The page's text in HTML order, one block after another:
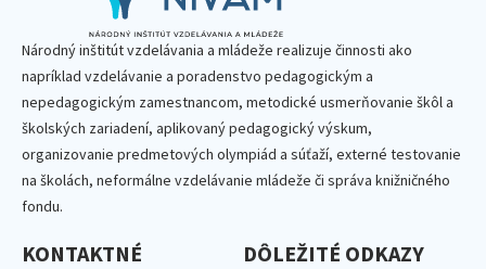
Národný inštitút vzdelávania a mládeže realizuje činnosti ako
napríklad vzdelávanie a poradenstvo pedagogickým a
nepedagogickým zamestnancom, metodické usmerňovanie škôl a
školských zariadení, aplikovaný pedagogický výskum,
organizovanie predmetových olympiád a súťaží, externé testovanie
na školách, neformálne vzdelávanie mládeže či správa knižničného
fondu.
KONTAKTNÉ
DÔLEŽITÉ ODKAZY